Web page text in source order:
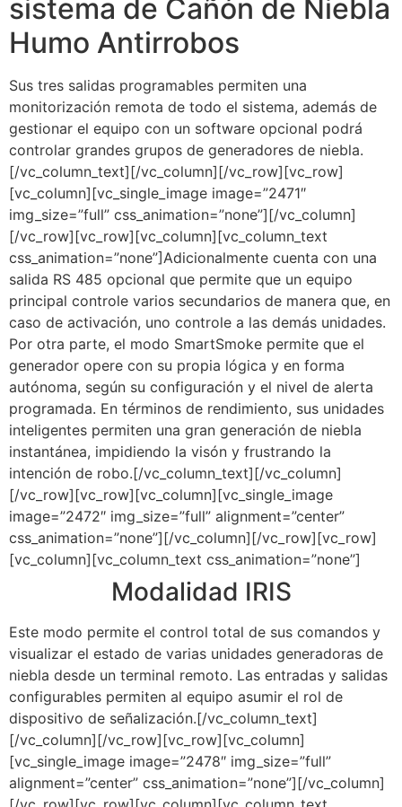
sistema de Cañón de Niebla
Humo Antirrobos
Sus tres salidas programables permiten una
monitorización remota de todo el sistema, además de
gestionar el equipo con un software opcional podrá
controlar grandes grupos de generadores de niebla.
[/vc_column_text][/vc_column][/vc_row][vc_row]
[vc_column][vc_single_image image=”2471″
img_size=”full” css_animation=”none”][/vc_column]
[/vc_row][vc_row][vc_column][vc_column_text
css_animation=”none”]Adicionalmente cuenta con una
salida RS 485 opcional que permite que un equipo
principal controle varios secundarios de manera que, en
caso de activación, uno controle a las demás unidades.
Por otra parte, el modo SmartSmoke permite que el
generador opere con su propia lógica y en forma
autónoma, según su configuración y el nivel de alerta
programada. En términos de rendimiento, sus unidades
inteligentes permiten una gran generación de niebla
instantánea, impidiendo la visón y frustrando la
intención de robo.[/vc_column_text][/vc_column]
[/vc_row][vc_row][vc_column][vc_single_image
image=”2472″ img_size=”full” alignment=”center”
css_animation=”none”][/vc_column][/vc_row][vc_row]
[vc_column][vc_column_text css_animation=”none”]
Modalidad IRIS
Este modo permite el control total de sus comandos y
visualizar el estado de varias unidades generadoras de
niebla desde un terminal remoto. Las entradas y salidas
configurables permiten al equipo asumir el rol de
dispositivo de señalización.[/vc_column_text]
[/vc_column][/vc_row][vc_row][vc_column]
[vc_single_image image=”2478″ img_size=”full”
alignment=”center” css_animation=”none”][/vc_column]